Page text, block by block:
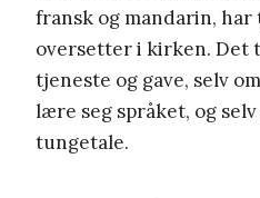
fransk og mandarin, har
oversetter i kirken. Det
tjeneste og gave, selv
lære seg språket, og
tungetale.